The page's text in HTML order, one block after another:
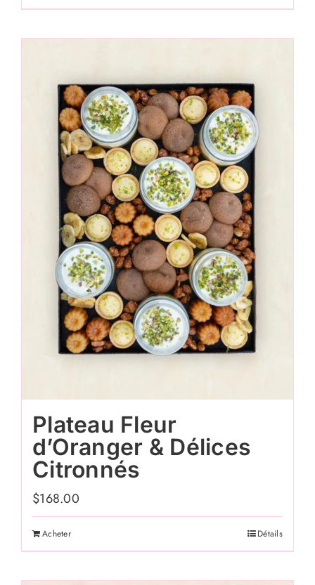
Plateau Fleur
d’Oranger & Délices
Citronnés
$168.00
Acheter Détails